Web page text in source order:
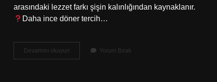
arasındaki lezzet farkı şişin kalınlığından kaynaklanır.
Daha ince döner tercih…
Devamını okuyun
Döner
Yorum Bırak